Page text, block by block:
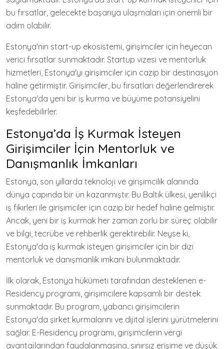
bu fırsatlar, gelecekte başarıya ulaşmaları için önemli bir
adım olabilir.
Estonya'nın start-up ekosistemi, girişimciler için heyecan
verici fırsatlar sunmaktadır. Startup vizesi ve mentorluk
hizmetleri, Estonya'yı girişimciler için cazip bir destinasyon
haline getirmiştir. Girişimciler, bu fırsatları değerlendirerek
Estonya'da yeni bir iş kurma ve büyüme potansiyelini
keşfedebilirler.
Estonya’da İş Kurmak İsteyen
Girişimciler İçin Mentorluk ve
Danışmanlık İmkanları
Estonya, son yıllarda teknoloji ve girişimcilik alanında
dünya çapında bir ün kazanmıştır. Bu Baltık ülkesi, yenilikçi
iş fikirleri ile girişimciler için cazip bir hedef haline gelmiştir.
Ancak, yeni bir iş kurmak her zaman zorlu bir süreç olabilir
ve bilgi, tecrübe ve rehberlik gerektirebilir. Neyse ki,
Estonya'da iş kurmak isteyen girişimciler için bir dizi
mentorluk ve danışmanlık imkanı bulunmaktadır.
İlk olarak, Estonya hükümeti tarafından desteklenen e-
Residency programı, girişimcilere kapsamlı bir destek
sunmaktadır. Bu program, yabancı girişimcilerin
Estonya'da şirket kurmalarını ve dijital işlerini yürütmelerini
sağlar. E-Residency programı, girişimcilerin vergi
avantajlarından faydalanmasına, sınırsız erişime ve düşük